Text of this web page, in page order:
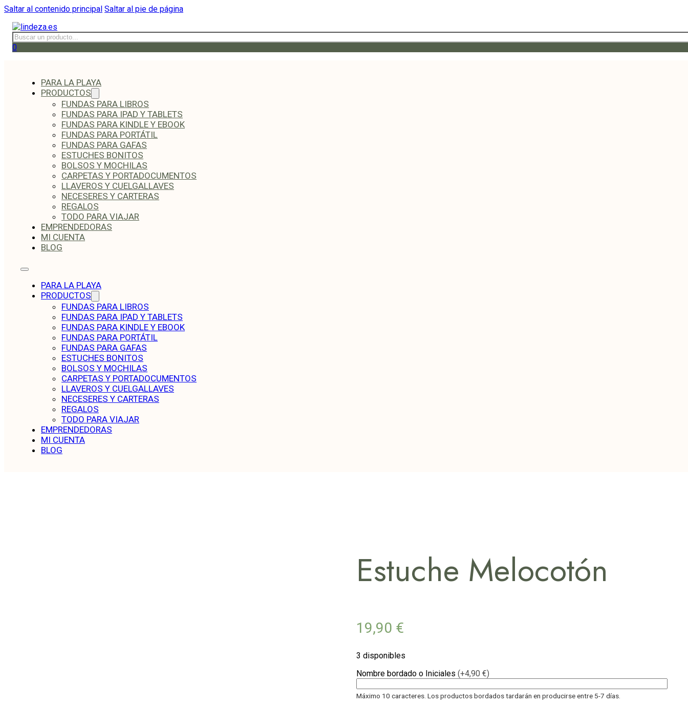
Saltar al contenido principal Saltar al pie de página
Buscar
0
PARA LA PLAYA
PRODUCTOS
FUNDAS PARA LIBROS
FUNDAS PARA IPAD Y TABLETS
FUNDAS PARA KINDLE Y EBOOK
FUNDAS PARA PORTÁTIL
FUNDAS PARA GAFAS
ESTUCHES BONITOS
BOLSOS Y MOCHILAS
CARPETAS Y PORTADOCUMENTOS
LLAVEROS Y CUELGALLAVES
NECESERES Y CARTERAS
REGALOS
TODO PARA VIAJAR
EMPRENDEDORAS
MI CUENTA
BLOG
PARA LA PLAYA
PRODUCTOS
FUNDAS PARA LIBROS
FUNDAS PARA IPAD Y TABLETS
FUNDAS PARA KINDLE Y EBOOK
FUNDAS PARA PORTÁTIL
FUNDAS PARA GAFAS
ESTUCHES BONITOS
BOLSOS Y MOCHILAS
CARPETAS Y PORTADOCUMENTOS
LLAVEROS Y CUELGALLAVES
NECESERES Y CARTERAS
REGALOS
TODO PARA VIAJAR
EMPRENDEDORAS
MI CUENTA
BLOG
Estuche Melocotón
19,90 €
3 disponibles
Nombre bordado o Iniciales (+4,90 €)
Máximo 10 caracteres. Los productos bordados tardarán en producirse entre 5-7 días.